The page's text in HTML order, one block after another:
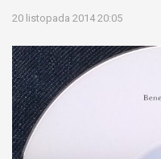
20 listopada 2014 20:05